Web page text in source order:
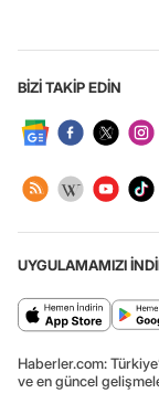
BİZİ TAKİP EDİN
UYGULAMAMIZI
Haberler.com:
ve en güncel